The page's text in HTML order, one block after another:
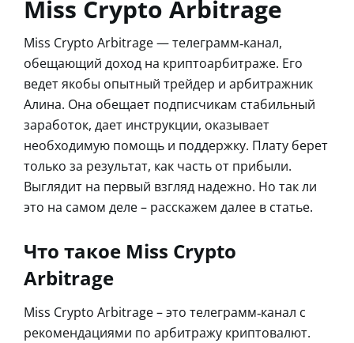
Miss Crypto Arbitrage
Miss Crypto Arbitrage — телеграмм‑канал,
обещающий доход на криптоарбитраже. Его
ведет якобы опытный трейдер и арбитражник
Алина. Она обещает подписчикам стабильный
заработок, дает инструкции, оказывает
необходимую помощь и поддержку. Плату берет
только за результат, как часть от прибыли.
Выглядит на первый взгляд надежно. Но так ли
это на самом деле – расскажем далее в статье.
Что такое Miss Crypto
Arbitrage
Miss Crypto Arbitrage – это телеграмм‑канал с
рекомендациями по арбитражу криптовалют.